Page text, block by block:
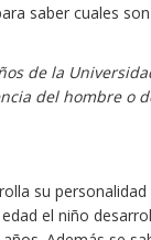
saber cuales
de la
del hombre o
su
el niño